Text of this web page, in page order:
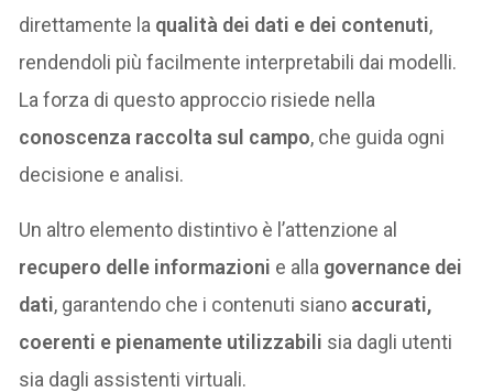
direttamente la qualità dei dati e dei contenuti,
rendendoli più facilmente interpretabili dai modelli.
La forza di questo approccio risiede nella
conoscenza raccolta sul campo, che guida ogni
decisione e analisi.
Un altro elemento distintivo è l’attenzione al
recupero delle informazioni e alla governance dei
dati, garantendo che i contenuti siano accurati,
coerenti e pienamente utilizzabili sia dagli utenti
sia dagli assistenti virtuali.